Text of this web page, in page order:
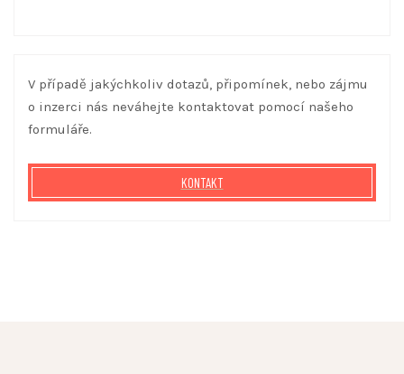
V případě jakýchkoliv dotazů, připomínek, nebo zájmu
o inzerci nás neváhejte kontaktovat pomocí našeho
formuláře.
KONTAKT